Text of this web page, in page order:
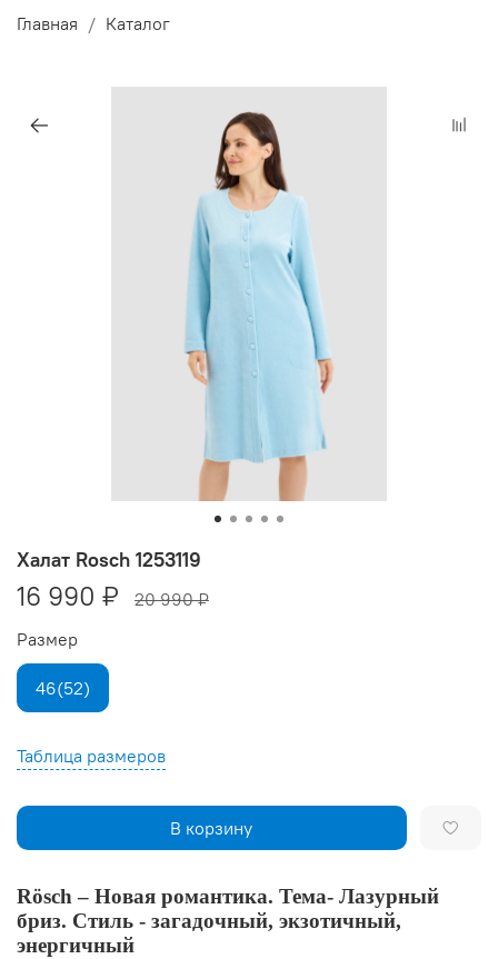
Главная Каталог
Халат Rosch 1253119
16 990 ₽ 20 990 ₽
Таблица размеров
В корзину
Размер
46(52)
Rösch – Новая романтика. Тема- Лазурный
бриз. Стиль - загадочный, экзотичный,
энергичный